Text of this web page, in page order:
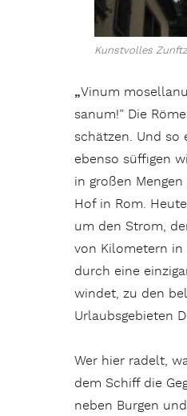
Kunstvolles
„Vinum
sanum!” Die
schätzen. Und so
ebenso süffigen
in großen
Hof in Rom.
um den Strom,
von Kilometern
durch eine
windet, zu den
Urlaubsgebieten
Wer hier radelt,
dem Schiff die
neben Burgen